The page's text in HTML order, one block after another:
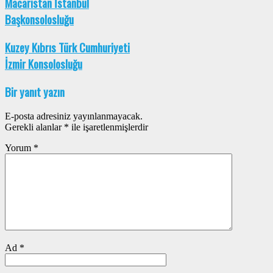
Başkonsolosluğu
Kuzey Kıbrıs Türk Cumhuriyeti
İzmir Konsolosluğu
Bir yanıt yazın
E-posta adresiniz yayınlanmayacak.
Gerekli alanlar * ile işaretlenmişlerdir
Yorum *
Ad *